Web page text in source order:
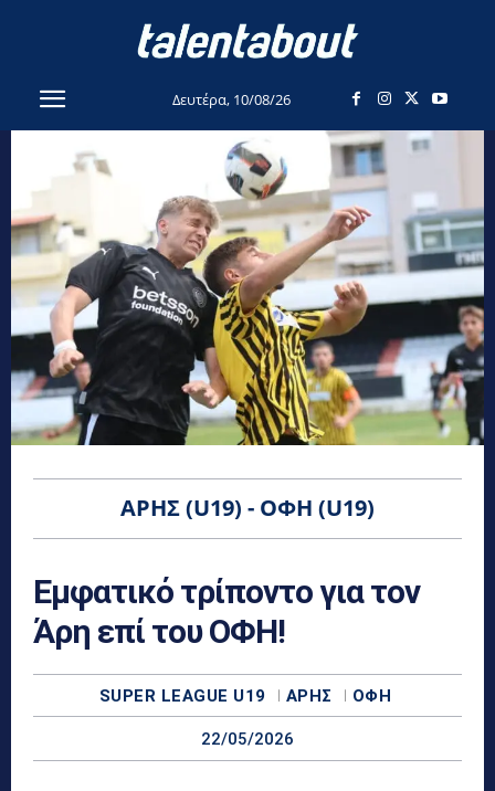
Δευτέρα, 10/08/26
ΆΡΗΣ (U19) - ΟΦΗ (U19)
Εμφατικό τρίποντο για τον
Άρη επί του ΟΦΗ!
SUPER LEAGUE U19 ΆΡΗΣ ΟΦΗ
22/05/2026